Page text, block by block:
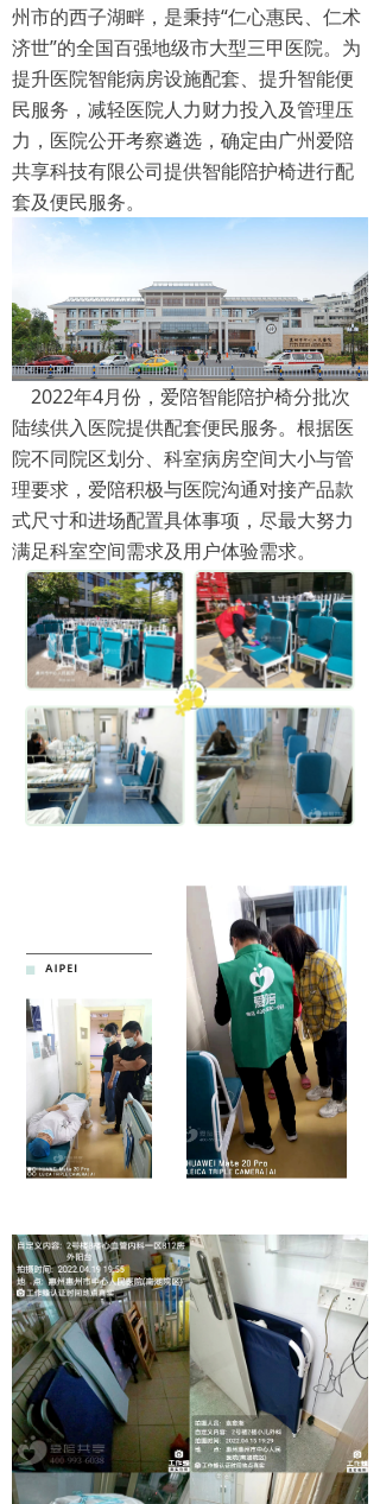
州市的西子湖畔，是秉持“仁心惠民、仁术
济世”的全国百强地级市大型三甲医院。为
提升医院智能病房设施配套、提升智能便
民服务，减轻医院人力财力投入及管理压
力，医院公开考察遴选，确定由广州爱陪
共享科技有限公司提供智能陪护椅进行配
套及便民服务。
2022年4月份，爱陪智能陪护椅分批次
陆续供入医院提供配套便民服务。根据医
院不同院区划分、科室病房空间大小与管
理要求，爱陪积极与医院沟通对接产品款
式尺寸和进场配置具体事项，尽最大努力
满足科室空间需求及用户体验需求。